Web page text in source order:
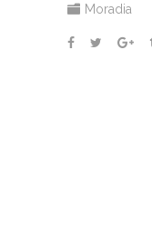
Moradia